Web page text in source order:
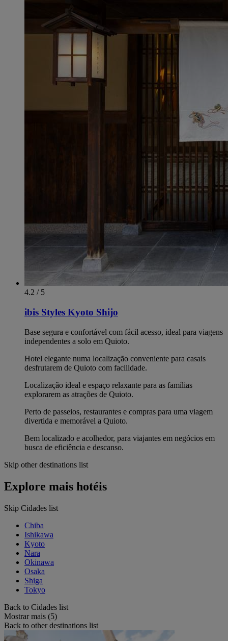
4.2 / 5
ibis Styles Kyoto Shijo
Base segura e confortável com fácil acesso, ideal para viagens
independentes a solo em Quioto.
Hotel elegante numa localização conveniente para casais
desfrutarem de Quioto com facilidade.
Localização ideal e espaço relaxante para as famílias
explorarem as atrações de Quioto.
Perto de passeios, restaurantes e compras para uma viagem
divertida e memorável a Quioto.
Bem localizado e acolhedor, para viajantes em negócios em
busca de eficiência e descanso.
Skip other destinations list
Explore mais hotéis
Skip Cidades list
Chiba
Ishikawa
Kyoto
Nara
Okinawa
Osaka
Shiga
Tokyo
Back to Cidades list
Mostrar mais (5)
Back to other destinations list